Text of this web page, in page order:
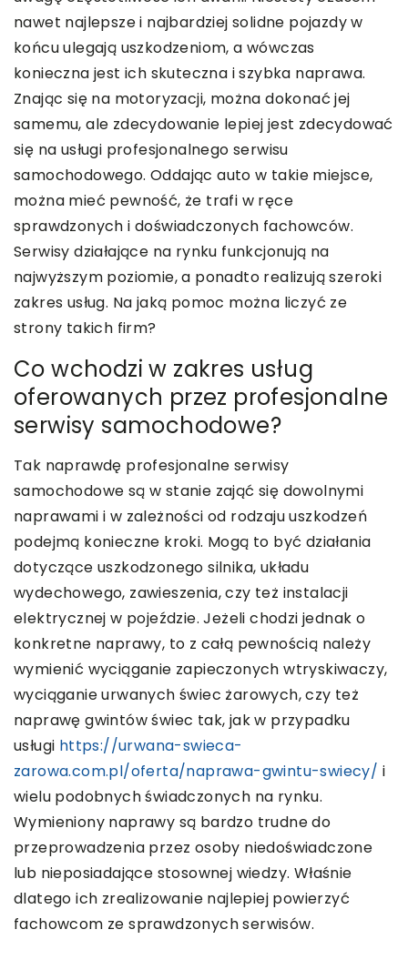
nawet najlepsze i najbardziej solidne pojazdy w
końcu ulegają uszkodzeniom, a wówczas
konieczna jest ich skuteczna i szybka naprawa.
Znając się na motoryzacji, można dokonać jej
samemu, ale zdecydowanie lepiej jest zdecydować
się na usługi profesjonalnego serwisu
samochodowego. Oddając auto w takie miejsce,
można mieć pewność, że trafi w ręce
sprawdzonych i doświadczonych fachowców.
Serwisy działające na rynku funkcjonują na
najwyższym poziomie, a ponadto realizują szeroki
zakres usług. Na jaką pomoc można liczyć ze
strony takich firm?
Co wchodzi w zakres usług
oferowanych przez profesjonalne
serwisy samochodowe?
Tak naprawdę profesjonalne serwisy
samochodowe są w stanie zająć się dowolnymi
naprawami i w zależności od rodzaju uszkodzeń
podejmą konieczne kroki. Mogą to być działania
dotyczące uszkodzonego silnika, układu
wydechowego, zawieszenia, czy też instalacji
elektrycznej w pojeździe. Jeżeli chodzi jednak o
konkretne naprawy, to z całą pewnością należy
wymienić wyciąganie zapieczonych wtryskiwaczy,
wyciąganie urwanych świec żarowych, czy też
naprawę gwintów świec tak, jak w przypadku
usługi https://urwana-swieca-
zarowa.com.pl/oferta/naprawa-gwintu-swiecy/ i
wielu podobnych świadczonych na rynku.
Wymieniony naprawy są bardzo trudne do
przeprowadzenia przez osoby niedoświadczone
lub nieposiadające stosownej wiedzy. Właśnie
dlatego ich zrealizowanie najlepiej powierzyć
fachowcom ze sprawdzonych serwisów.